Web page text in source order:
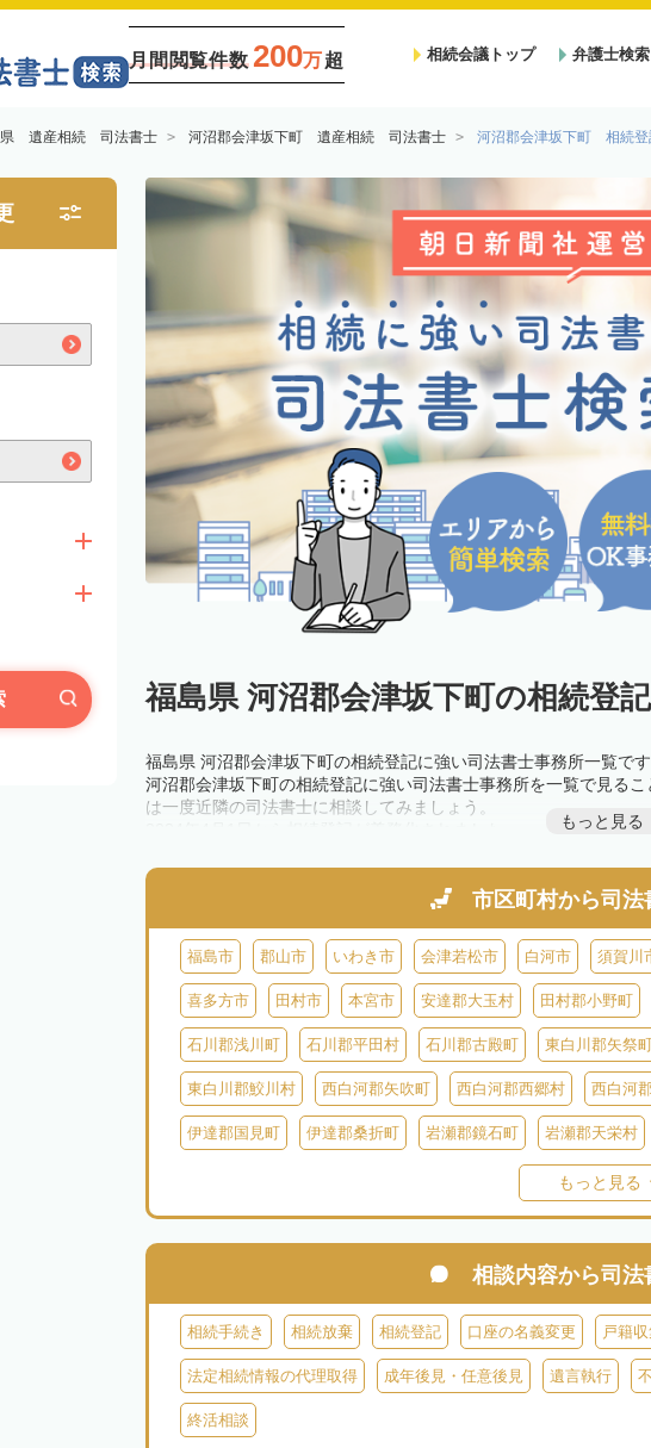
月間閲覧件数 200万超 相続会議トップ 弁護士検索
県 遺産相続 司法書士 河沼郡会津坂下町 遺産相続 司法書士 河沼郡会津坂下町 相続
福島県 河沼郡会津坂下町の相続登
福島県 河沼郡会津坂下町の相続登記に強い司法書士事務所一覧で
河沼郡会津坂下町の相続登記に強い司法書士事務所を一覧で見る
は一度近隣の司法書士に相談してみましょう。
きが必要です。義務化前の相続も対象となるため注意しましょう。
相続登記は法律で定められており、司法書士に依頼すれば手間を
制度の活用を検討しましょう。司法書士への相談も可能です。
もっと見る
市区町村から司法
福島市 郡山市 いわき市 会津若松市 白河市 須賀川
喜多方市 田村市 本宮市 安達郡大玉村 田村郡小野町
石川郡浅川町 石川郡平田村 石川郡古殿町 東白川郡矢祭
東白川郡鮫川村 西白河郡矢吹町 西白河郡西郷村 西白河
伊達郡国見町 伊達郡桑折町 岩瀬郡鏡石町 岩瀬郡天栄村
双葉郡浪江町
耶麻郡猪苗代町 耶麻郡磐梯町 耶麻郡西会津町 耶麻郡北
大沼郡金山町 大沼郡三
南会津郡下郷町 南会津郡只見町 南会津郡檜枝岐村
もっと見る
相談内容から司法
相続手続き 相続放棄 相続登記 口座の名義変更 戸籍
法定相続情報の代理取得 成年後見・任意後見 遺言執行
終活相談